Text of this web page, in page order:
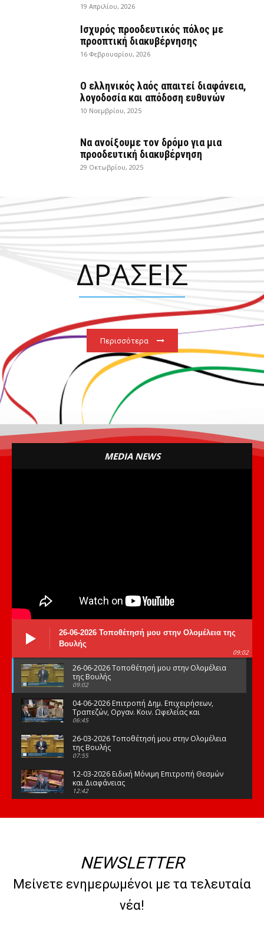
19 Απριλίου, 2026
Ισχυρός προοδευτικός πόλος με
προοπτική διακυβέρνησης
16 Φεβρουαρίου, 2026
Ο ελληνικός λαός απαιτεί διαφάνεια,
λογοδοσία και απόδοση ευθυνών
10 Νοεμβρίου, 2025
Να ανοίξουμε τον δρόμο για μια
προοδευτική διακυβέρνηση
29 Οκτωβρίου, 2025
ΔΡΑΣΕΙΣ
Περισσότερα
MEDIA NEWS
26-06-2026 Τοποθέτησή μου στην Ολομέλεια της
Βουλής
09:02
26-06-2026 Τοποθέτησή μου στην Ολομέλεια
της Βουλής
09:02
04-06-2026 Επιτροπή Δημ. Επιχειρήσεων,
Τραπεζών, Οργαν. Κοιν. Ωφελείας και
Φορέων Κοινων. Ασφάλισης
06:45
26-03-2026 Τοποθέτησή μου στην Ολομέλεια
της Βουλής
07:55
12-03-2026 Ειδική Μόνιμη Επιτροπή Θεσμών
και Διαφάνειας
12:42
της Βουλής
08:47
10-02-2026 Διαρκής Επιτροπή Μορφωτικών
Υποθέσεων
NEWSLETTER
Μείνετε ενημερωμένοι με τα τελευταία
νέα!